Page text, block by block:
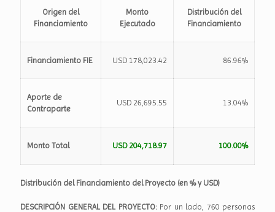
Origen del
Financiamiento
Monto
Ejecutado
Distribución del
Financiamiento
Financiamiento FIE USD 178,023.42 86.96%
Aporte de
Contraparte
USD 26,695.55 13.04%
Monto Total USD 204,718.97 100.00%
Distribución del Financiamiento del Proyecto (en % y USD)
DESCRIPCIÓN GENERAL DEL PROYECTO: Por un lado, 760 personas